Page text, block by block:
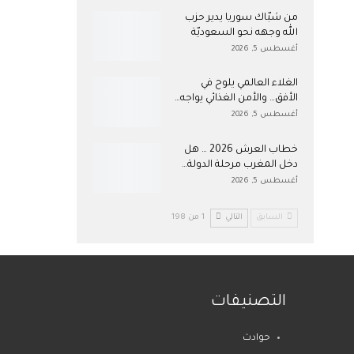
من شبّاك سوريا يدير حزب
الله وجهه نحو السعوديّة
أغسطس 5, 2026
الغلاء العالمي يلوح في
الأفق… والأمن الغذائي يواجه…
أغسطس 5, 2026
خطاب العرش 2026 … هل
دخل المغرب مرحلة الدولة…
أغسطس 5, 2026
السابق التالي 1 من 198
التصنيفات
حوادث